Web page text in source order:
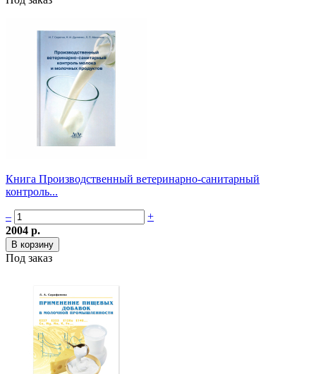
Книга Производственный ветеринарно-санитарный
контроль...
–
+
2004 р.
Под заказ